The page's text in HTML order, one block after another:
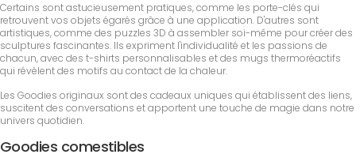
Certains sont astucieusement pratiques, comme les porte-clés qui
retrouvent vos objets égarés grâce à une application. D'autres sont
artistiques, comme des puzzles 3D à assembler soi-même pour créer des
sculptures fascinantes. Ils expriment l'individualité et les passions de
chacun, avec des t-shirts personnalisables et des mugs thermoréactifs
qui révèlent des motifs au contact de la chaleur.
Les Goodies originaux sont des cadeaux uniques qui établissent des liens,
suscitent des conversations et apportent une touche de magie dans notre
univers quotidien.
Goodies comestibles